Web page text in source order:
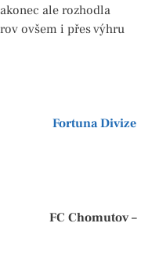
ale rozhodla
ovšem i přes výhru
Fortuna Divize
–